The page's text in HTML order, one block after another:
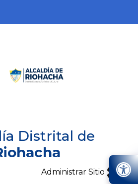
Distrital de
Administrar Sitio